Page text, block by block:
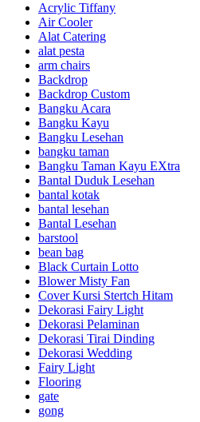
Acrylic Tiffany
Air Cooler
Alat Catering
alat pesta
arm chairs
Backdrop
Backdrop Custom
Bangku Acara
Bangku Kayu
Bangku Lesehan
bangku taman
Bangku Taman Kayu EXtra
Bantal Duduk Lesehan
bantal kotak
bantal lesehan
Bantal Lesehan
barstool
bean bag
Black Curtain Lotto
Blower Misty Fan
Cover Kursi Stertch Hitam
Dekorasi Fairy Light
Dekorasi Pelaminan
Dekorasi Tirai Dinding
Dekorasi Wedding
Fairy Light
Flooring
gate
gong